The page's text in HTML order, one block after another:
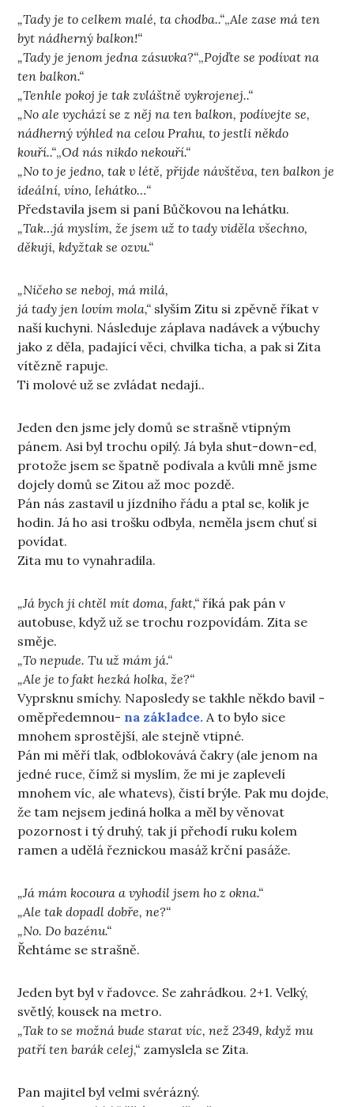
„Tady je to celkem malé, ta chodba..“„Ale zase má ten
byt nádherný balkon!“
„Tady je jenom jedna zásuvka?“„Pojďte se podívat na
ten balkon.“
„Tenhle pokoj je tak zvláštně vykrojenej..“
„No ale vychází se z něj na ten balkon, podívejte se,
nádherný výhled na celou Prahu, to jestli někdo
kouří..“„Od nás nikdo nekouří.“
„No to je jedno, tak v létě, přijde návštěva, ten balkon je
ideální, víno, lehátko…“
Představila jsem si paní Bůčkovou na lehátku.
„Tak…já myslím, že jsem už to tady viděla všechno,
děkuji, kdyžtak se ozvu.“
„Ničeho se neboj, má milá,
já tady jen lovím mola,“ slyším Zitu si zpěvně říkat v
naší kuchyni. Následuje záplava nadávek a výbuchy
jako z děla, padající věci, chvilka ticha, a pak si Zita
vítězně rapuje.
Ti molové už se zvládat nedají..
Jeden den jsme jely domů se strašně vtipným
pánem. Asi byl trochu opilý. Já byla shut-down-ed,
protože jsem se špatně podívala a kvůli mně jsme
dojely domů se Zitou až moc pozdě.
Pán nás zastavil u jízdního řádu a ptal se, kolik je
hodin. Já ho asi trošku odbyla, neměla jsem chuť si
povídat.
Zita mu to vynahradila.
„Já bych ji chtěl mít doma, fakt,“říká pak pán v
autobuse, když už se trochu rozpovídám. Zita se
směje.
„To nepude. Tu už mám já.“
„Ale je to fakt hezká holka, že?“
Vyprsknu smíchy. Naposledy se takhle někdo bavil -
oměpředemnou- na základce. A to bylo sice
mnohem sprostější, ale stejně vtipné.
Pán mi měří tlak, odblokovává čakry (ale jenom na
jedné ruce, čímž si myslím, že mi je zaplevelí
mnohem víc, ale whatevs), čistí brýle. Pak mu dojde,
že tam nejsem jediná holka a měl by věnovat
pozornost i tý druhý, tak jí přehodí ruku kolem
ramen a udělá řeznickou masáž krční pasáže.
„Já mám kocoura a vyhodil jsem ho z okna.“
„Ale tak dopadl dobře, ne?“
„No. Do bazénu.“
Řehtáme se strašně.
Jeden byt byl v řadovce. Se zahrádkou. 2+1. Velký,
světlý, kousek na metro.
„Tak to se možná bude starat víc, než 2349, když mu
patří ten barák celej,“ zamyslela se Zita.
Pan majitel byl velmi svérázný.